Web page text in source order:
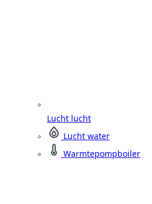
Lucht lucht
Lucht water
Warmtepompboiler